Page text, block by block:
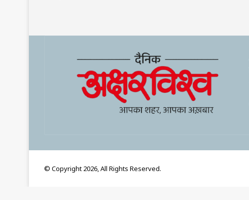
© Copyright 2026, All Rights Reserved.